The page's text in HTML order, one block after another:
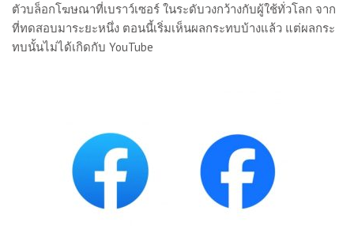
ตัวบล็อกโฆษณาที่เบราว์เซอร์ ในระดับวงกว้างกับผู้ใช้ทั่วโลก จาก
ที่ทดสอบมาระยะหนึ่ง ตอนนี้เริ่มเห็นผลกระทบบ้างแล้ว แต่ผลกระ
ทบนั้นไม่ได้เกิดกับ YouTube